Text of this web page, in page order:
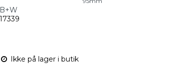
B+W
17339
Ikke på lager i butik